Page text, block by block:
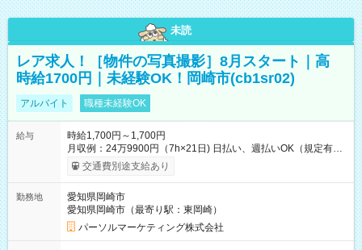
未読
レア求人！［物件の写真撮影］8月スタート｜高
時給1700円｜未経験OK！岡崎市(cb1sr02)
アルバイト 職種未経験OK
給与
時給1,700円～1,700円
月収例：24万9900円（7h×21日) 日払い、週払いOK（規定有
り） 【試用期間】試用期間なし
交通費別途支給あり
勤務地
愛知県岡崎市
愛知県岡崎市（最寄り駅：東岡崎）
パーソルマーケティング株式会社